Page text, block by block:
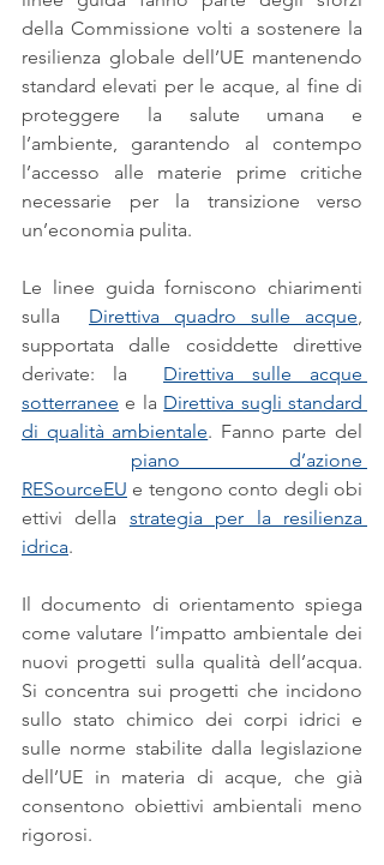
della Commissione volti a sostenere la
resilienza globale dell’UE mantenendo
standard elevati per le acque, al fine di
proteggere la salute umana e
l’ambiente, garantendo al contempo
l’accesso alle materie prime critiche
necessarie per la transizione verso
un’economia pulita.
Le linee guida forniscono chiarimenti
sulla Direttiva quadro sulle acque
supportata dalle cosiddette direttive
derivate: la Direttiva sulle acque
sotterranee e la Direttiva sugli standard
di qualità ambientale. Fanno parte del
piano d’azione
RESourceEU e tengono conto degli obi
ettivi della strategia per la resilienza
idrica.
Il documento di orientamento spiega
come valutare l’impatto ambientale dei
nuovi progetti sulla qualità dell’acqua.
Si concentra sui progetti che incidono
sullo stato chimico dei corpi idrici e
sulle norme stabilite dalla legislazione
dell’UE in materia di acque, che già
consentono obiettivi ambientali meno
rigorosi.